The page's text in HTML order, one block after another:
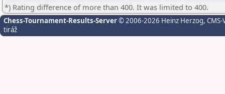
*) Rating difference of more than 400. It was limited to 400.
Chess-Tournament-Results-Server© 2006-2026 Heinz Herzog,
tiráž